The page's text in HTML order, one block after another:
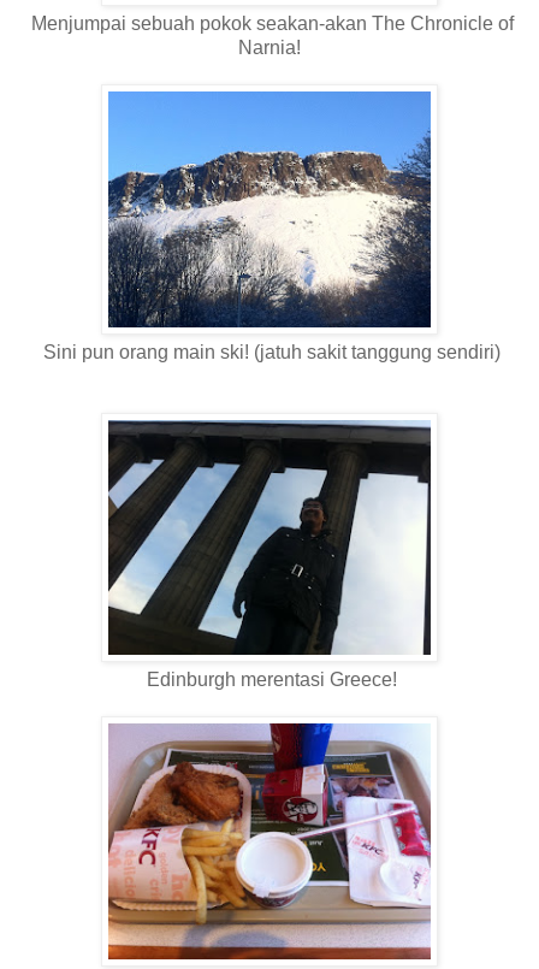
Menjumpai sebuah pokok seakan-akan The Chronicle of
Narnia!
Sini pun orang main ski! (jatuh sakit tanggung sendiri)
Edinburgh merentasi Greece!